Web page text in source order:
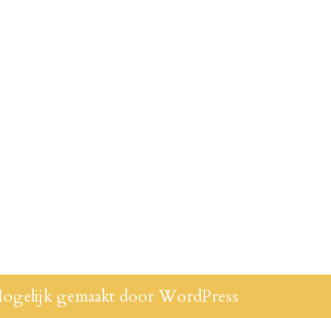
gemaakt door WordPress